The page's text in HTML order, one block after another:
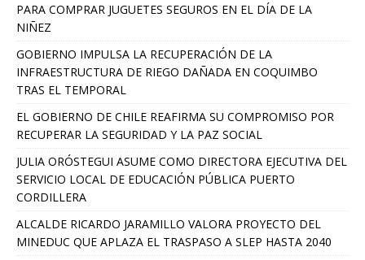
PARA COMPRAR JUGUETES SEGUROS EN EL DÍA DE LA
NIÑEZ
GOBIERNO IMPULSA LA RECUPERACIÓN DE LA
INFRAESTRUCTURA DE RIEGO DAÑADA EN COQUIMBO
TRAS EL TEMPORAL
EL GOBIERNO DE CHILE REAFIRMA SU COMPROMISO POR
RECUPERAR LA SEGURIDAD Y LA PAZ SOCIAL
JULIA ORÓSTEGUI ASUME COMO DIRECTORA EJECUTIVA DEL
SERVICIO LOCAL DE EDUCACIÓN PÚBLICA PUERTO
CORDILLERA
ALCALDE RICARDO JARAMILLO VALORA PROYECTO DEL
MINEDUC QUE APLAZA EL TRASPASO A SLEP HASTA 2040